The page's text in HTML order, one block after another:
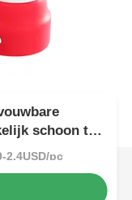
schoon te
2.4USD/pc